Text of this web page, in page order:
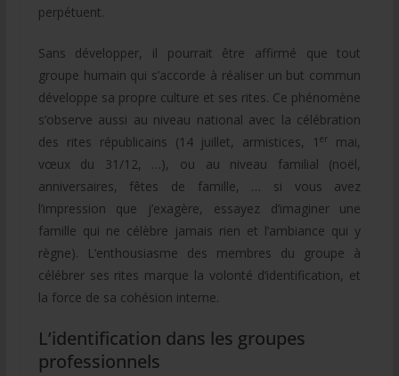
perpétuent.
Sans développer, il pourrait être affirmé que tout
groupe humain qui s’accorde à réaliser un but commun
développe sa propre culture et ses rites. Ce phénomène
s’observe aussi au niveau national avec la célébration
des rites républicains (14 juillet, armistices, 1er
mai,
vœux du 31/12, …), ou au niveau familial (noël,
anniversaires, fêtes de famille, … si vous avez
l’impression que j’exagère, essayez d’imaginer une
famille qui ne célèbre jamais rien et l’ambiance qui y
règne). L’enthousiasme des membres du groupe à
célébrer ses rites marque la volonté d’identification, et
la force de sa cohésion interne.
L’identification dans les groupes
professionnels